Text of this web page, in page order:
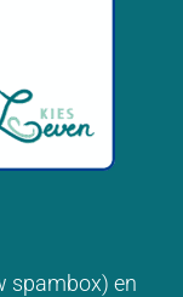
spambox) en